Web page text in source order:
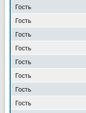
Гость
Гость
Гость
Гость
Гость
Гость
Гость
Гость